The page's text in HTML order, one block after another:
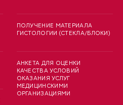
ПОЛУЧЕНИЕ МАТЕРИАЛА
ГИСТОЛОГИИ (СТЕКЛА/БЛОКИ)
АНКЕТА ДЛЯ ОЦЕНКИ
КАЧЕСТВА УСЛОВИЙ
ОКАЗАНИЯ УСЛУГ
МЕДИЦИНСКИМИ
ОРГАНИЗАЦИЯМИ